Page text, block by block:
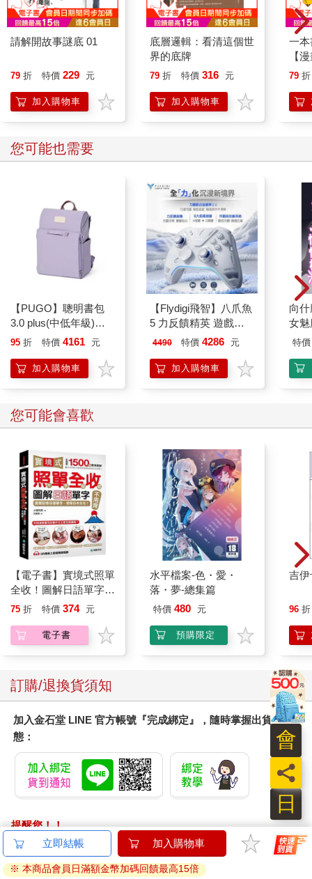
請解開故事謎底 01
79 折 特價 229 元
加入購物車
底層邏輯：看清這個世
界的底牌
79 折 特價 316 元
加入購物車
一
【
行
「
學方
79 折
您可能也需要
【PUGO】聰明書包
3.0 plus(中低年級)雪
紫 全新進化玩美上市
95 折 特價 4161 元
加入購物車
【Flydigi飛智】八爪魚
5 力反饋精英 遊戲手
把 (國際版)
4490 特價 4286 元
加入購物車
向
女
特價
您可能會喜歡
【電子書】實境式照單
全收！圖解日語單字不
用背：照片單字全部收
境圖解，讓生活中的人
事時地物成為你的日文
75 折 特價 374 元
電子書
水平檔案-色・愛・
落・夢-總集篇
特價 480 元
預購限定
吉
96 折
訂購/退換貨須知
加入金石堂 LINE 官方帳號『完成綁定』，隨時掌握出貨動
態：
提醒您！！
金石堂及銀行均不會請您操作ATM! 如接獲電話要求您前往
ATM提款機，請不要聽從指示，以免受騙上當！
立即結帳 加入購物車
※ 本商品會員日滿額金幣加碼回饋最高15倍
日
員
會